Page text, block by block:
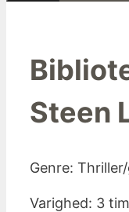
Steen
Genre:
Varighed: 3